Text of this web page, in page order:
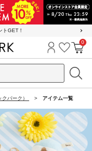
GET！
ログイン
お気に
カ
0
パーク） アイテム一覧